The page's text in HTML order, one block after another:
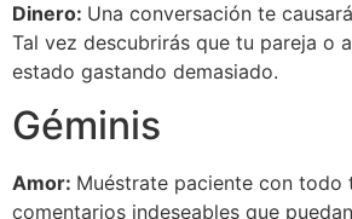
Dinero: Una conversación te
Tal vez descubrirás que tu pareja o
estado gastando demasiado.
Géminis
Amor: Muéstrate paciente con todo
comentarios indeseables que